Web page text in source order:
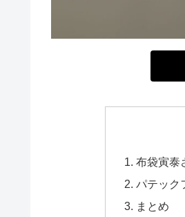
布袋寅泰
パテック
まとめ